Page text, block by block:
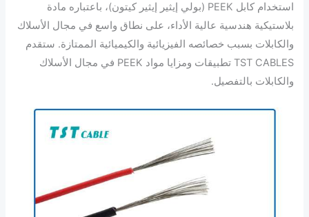
استخدام كابل PEEK (بولي إيثير إيثير كيتون)، باعتباره مادة
بلاستيكية هندسية عالية الأداء، على نطاق واسع في مجال الأسلاك
والكابلات بسبب خصائصه الفيزيائية والكيميائية الممتازة. ستقدم
TST CABLES تطبيقات ومزايا مواد PEEK في مجال الأسلاك
والكابلات بالتفصيل.